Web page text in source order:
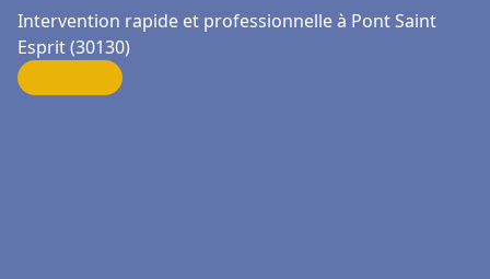
Intervention rapide et professionnelle à Pont Saint
Esprit (30130)